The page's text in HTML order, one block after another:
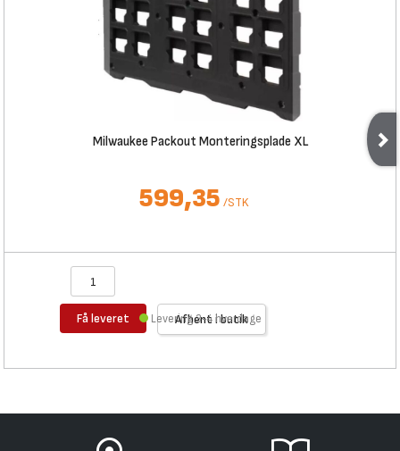
Milwaukee Packout Monteringsplade XL
599,35 /STK
Få leveret Afhent i butik
Levering 3-4 hverdage